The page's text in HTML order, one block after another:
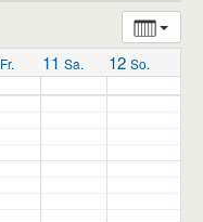
Fr. 11 Sa. 12 So.